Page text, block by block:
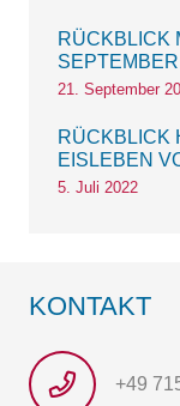
KONTAKT
+49
RÜCKBLICK
21. September
RÜCKBLICK
EISLEBEN
5. Juli 2022